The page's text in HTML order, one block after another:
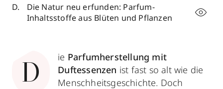
Die Natur neu erfunden: Parfum-
Inhaltsstoffe aus Blüten und Pflanzen
D
ie Parfumherstellung mit
Duftessenzen ist fast so alt wie die
Menschheitsgeschichte. Doch